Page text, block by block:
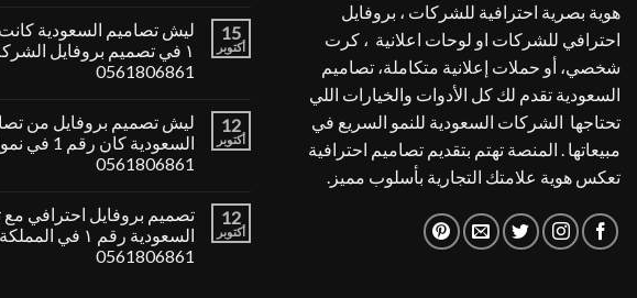
هوية بصرية احترافية للشركات ، بروفايل
احترافي للشركات او لوحات اعلانية ، كرت
شخصي، أو حملات إعلانية متكاملة، تصاميم
السعودية تقدم لك كل الأدوات والخيارات اللي
تحتاجها الشركات السعودية للنمو السريع في
مبيعاتها . المنصة تهتم بتقديم تصاميم احترافية
تعكس هوية علامتك التجارية بأسلوب مميز.
15
أكتوبر
ليش تصاميم السعودية كانت
١ في تصميم بروفايل
0561806861
12
أكتوبر
ليش تصميم بروفايل من
السعودية كان
0561806861
12
أكتوبر
تصميم بروفايل احترافي مع
السعودية رقم ١ في المملكة
0561806861